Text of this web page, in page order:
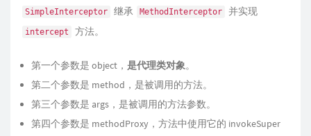
SimpleInterceptor 继承 MethodInterceptor 并实现
intercept 方法。
第一个参数是 object， 是代理类对象。
第二个参数是 method，是被调用的方法。
第三个参数是 args，是被调用的方法参数。
第四个参数是 methodProxy，方法中使用它的 invokeSuper